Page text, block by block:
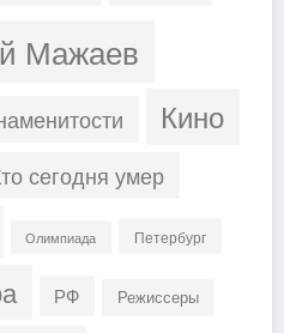
Мажаев
Кино
сегодня умер
Олимпиада Петербург
РФ Режиссеры